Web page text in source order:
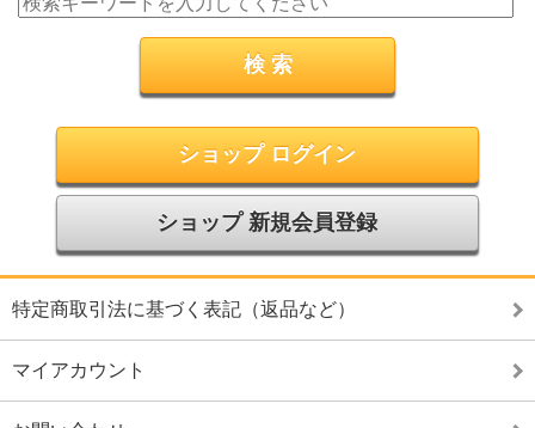
ショップ ログイン
ショップ 新規会員登録
特定商取引法に基づく表記（返品など）
マイアカウント